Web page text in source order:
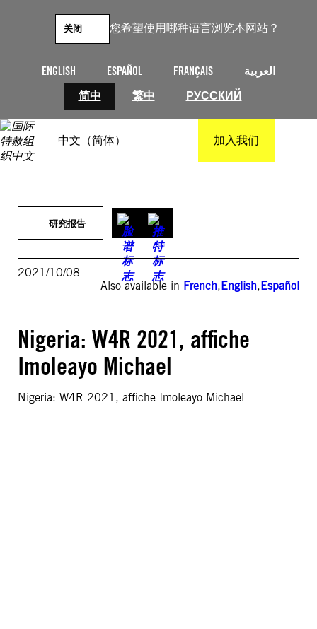
您希望使用哪种语言浏览本网站？
ENGLISH ESPAÑOL FRANÇAIS
العربية
简中
繁中 РУССКИЙ
关闭
中文（简体） 加入我们
研究报告
2021/10/08
Also available in French,English,Español
Nigeria: W4R 2021, affiche
Imoleayo Michael
Nigeria: W4R 2021, affiche Imoleayo Michael